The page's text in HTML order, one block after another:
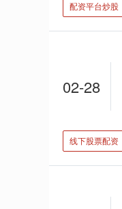
配资平台炒股
02-28
线下股票配资